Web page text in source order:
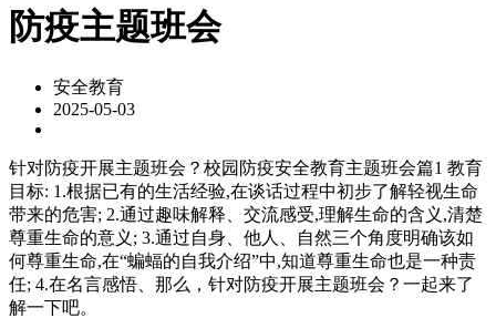
防疫主题班会
安全教育
2025-05-03
针对防疫开展主题班会？校园防疫安全教育主题班会篇1 教育
目标: 1.根据已有的生活经验,在谈话过程中初步了解轻视生命
带来的危害; 2.通过趣味解释、交流感受,理解生命的含义,清楚
尊重生命的意义; 3.通过自身、他人、自然三个角度明确该如
何尊重生命,在“蝙蝠的自我介绍”中,知道尊重生命也是一种责
任; 4.在名言感悟、那么，针对防疫开展主题班会？一起来了
解一下吧。